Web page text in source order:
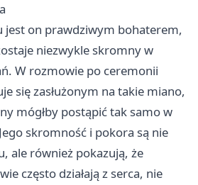
jest on prawdziwym bohaterem,
niezwykle skromny w
W rozmowie po ceremonii
się zasłużonym na takie miano,
mógłby postąpić tak samo w
skromność i pokora są nie
ale również pokazują, że
często działają z serca, nie